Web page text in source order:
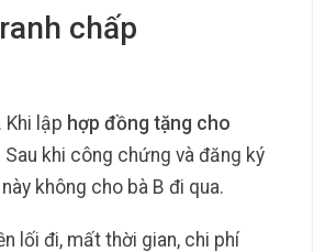
chấp
Khi lập hợp đồng tặng cho
khi công chứng và đăng ký
không cho bà B đi qua.
lối đi, mất thời gian, chi phí